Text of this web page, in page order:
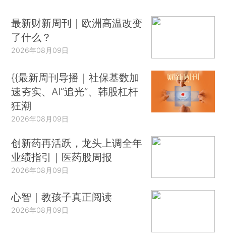
最新财新周刊｜欧洲高温改变
了什么？
2026年08月09日
{{最新周刊导播｜社保基数加
速夯实、AI“追光”、韩股杠杆
狂潮
2026年08月09日
创新药再活跃，龙头上调全年
业绩指引｜医药股周报
2026年08月09日
心智｜教孩子真正阅读
2026年08月09日